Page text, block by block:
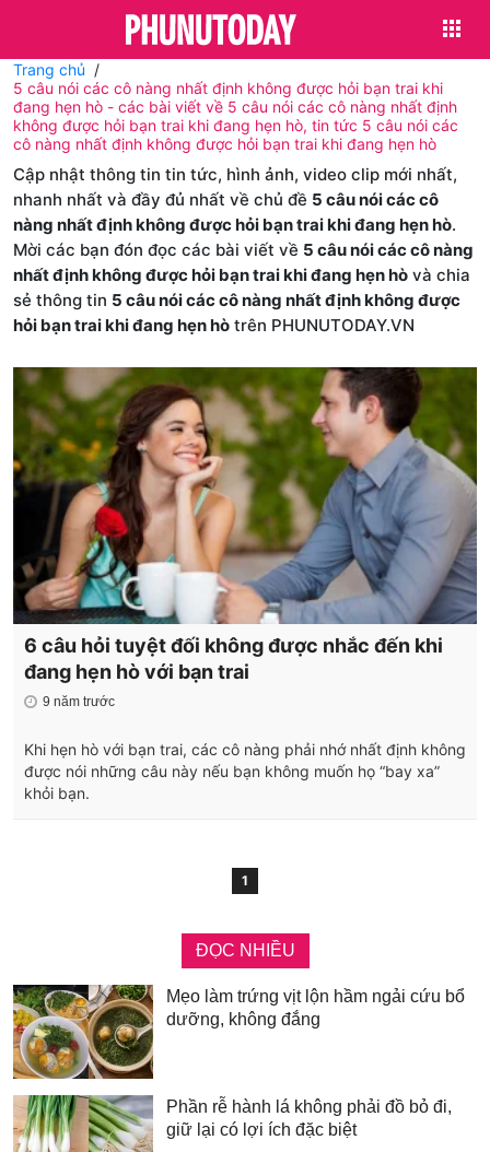
Trang chủ
5 câu nói các cô nàng nhất định không được hỏi bạn trai khi
đang hẹn hò - các bài viết về 5 câu nói các cô nàng nhất định
không được hỏi bạn trai khi đang hẹn hò, tin tức 5 câu nói các
cô nàng nhất định không được hỏi bạn trai khi đang hẹn hò
Cập nhật thông tin tin tức, hình ảnh, video clip mới nhất,
nhanh nhất và đầy đủ nhất về chủ đề 5 câu nói các cô
nàng nhất định không được hỏi bạn trai khi đang hẹn hò.
Mời các bạn đón đọc các bài viết về 5 câu nói các cô nàng
nhất định không được hỏi bạn trai khi đang hẹn hò và chia
sẻ thông tin 5 câu nói các cô nàng nhất định không được
hỏi bạn trai khi đang hẹn hò trên PHUNUTODAY.VN
6 câu hỏi tuyệt đối không được nhắc đến khi
đang hẹn hò với bạn trai
9 năm trước
Khi hẹn hò với bạn trai, các cô nàng phải nhớ nhất định không
được nói những câu này nếu bạn không muốn họ “bay xa”
khỏi bạn.
1
ĐỌC NHIỀU
Mẹo làm trứng vịt lộn hầm ngải cứu bổ
dưỡng, không đắng
Phần rễ hành lá không phải đồ bỏ đi,
giữ lại có lợi ích đặc biệt